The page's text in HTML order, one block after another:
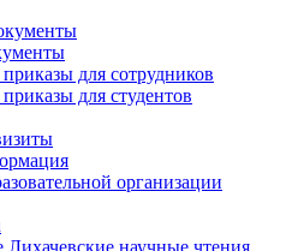
для сотрудников
для студентов
организации
научные чтения